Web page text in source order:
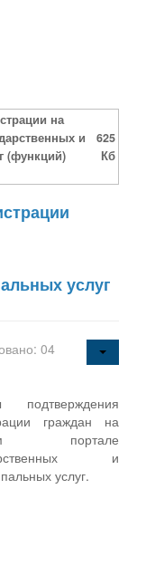
на
и
(функций)
625
Кб
услуг
04
подтверждения
граждан на
портале
и
услуг.